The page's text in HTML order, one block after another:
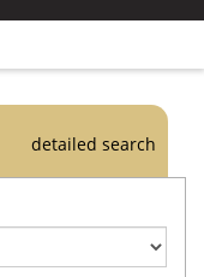
detailed search